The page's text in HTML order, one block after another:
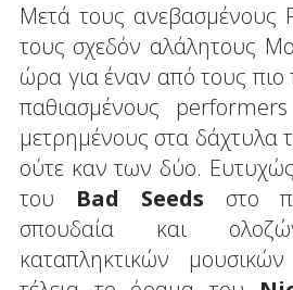
Μετά τους ανεβασμένους
τους σχεδόν αλάλητους
ώρα για έναν από τους πιο
παθιασμένους
μετρημένους στα δάχτυλα
ούτε καν των δύο.
του Bad Seeds στο
σπουδαία και
καταπληκτικών